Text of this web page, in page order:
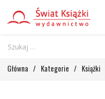
Główna / Kategorie / Książki